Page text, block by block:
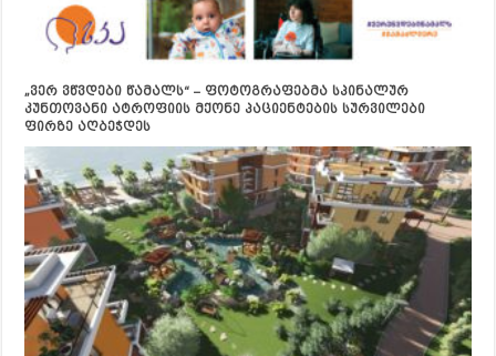
„ვერ ვწვდები წამალს“ – ფოტოგრაფებმა სპინალურ
კუნთოვანი ატროფიის მქონე პაციენტების სურვილები
ფირზე აღბეჭდეს